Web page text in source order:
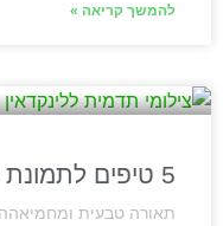
להמשך קריאה »
5 טיפים לתמונת פרופיל מנצחת בלינקדאין
תאורה טבעית